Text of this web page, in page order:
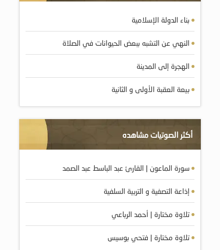
بناء الدولة الإسلامية
النهي عن التشبه ببعض الحيوانات في الصلاة
الهجرة إلى المدينة
بيعة العقبة الأولى و الثانية
أكثر الصوتيات مشاهده
سورة الماعون | القارئ عبد الباسط عبد الصمد
إذاعة التصفية و التربية السلفية
تلاوة مختارة | أحمد الرباعي
تلاوة مختارة | فتحي بوسيس